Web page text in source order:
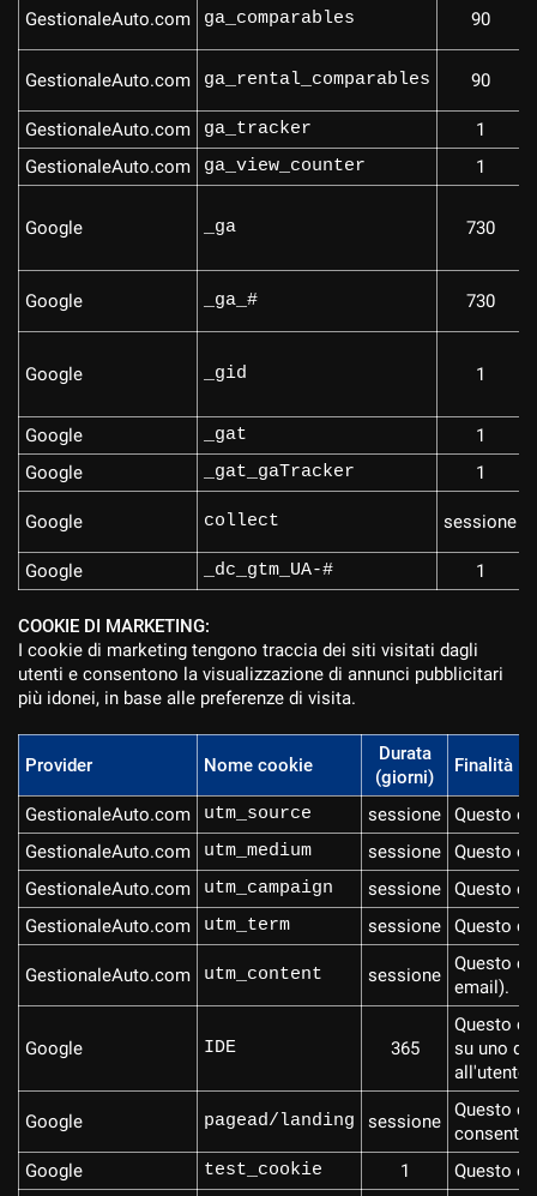
GestionaleAuto.com ga_comparables 90
GestionaleAuto.com ga_rental_comparables 90
GestionaleAuto.com
ga_tracker 1
GestionaleAuto.com
ga_view_counter 1
Google _ga 730
Google _ga_# 730
Google _gid 1
Google
_gat 1
Google
_gat_gaTracker 1
Google collect sessione
Google
_dc_gtm_UA-# 1
COOKIE DI MARKETING:
I cookie di marketing tengono traccia dei siti visitati dagli
utenti e consentono la visualizzazione di annunci pubblicitari
più idonei, in base alle preferenze di visita.
Provider Nome cookie
Durata
(giorni)
Finalità
GestionaleAuto.com utm_source sessione
Questo
GestionaleAuto.com
utm_medium sessione
Questo
GestionaleAuto.com
utm_campaign sessione
Questo
GestionaleAuto.com
utm_term sessione Questo
GestionaleAuto.com utm_content sessione
Questo
email).
Google IDE 365
Questo
su uno
all'utente.
Google pagead/landing sessione
Questo
consente
Google
test_cookie 1 Questo